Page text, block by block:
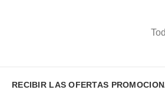
RECIBIR LAS OFERTAS